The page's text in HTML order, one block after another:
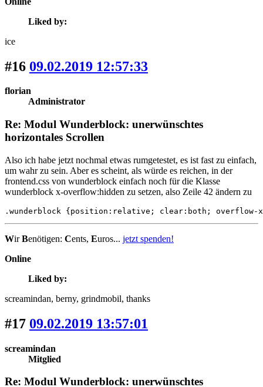
Liked by:
ice
#16 09.02.2019 12:57:33
florian
Administrator
Re: Modul Wunderblock: unerwünschtes
horizontales Scrollen
Also ich habe jetzt nochmal etwas rumgetestet, es ist fast zu einfach,
um wahr zu sein. Aber es scheint, als würde es reichen, in der
frontend.css von wunderblock einfach noch für die Klasse
wunderblock x-overflow:hidden zu setzen, also Zeile 42 ändern zu
.wunderblock {position:relative; clear:both; overflow-
WirBenötigen: Cents, Euros... jetzt spenden!
Online
Liked by:
screamindan, berny, grindmobil, thanks
#17 09.02.2019 13:57:01
screamindan
Mitglied
Re: Modul Wunderblock: unerwünschtes